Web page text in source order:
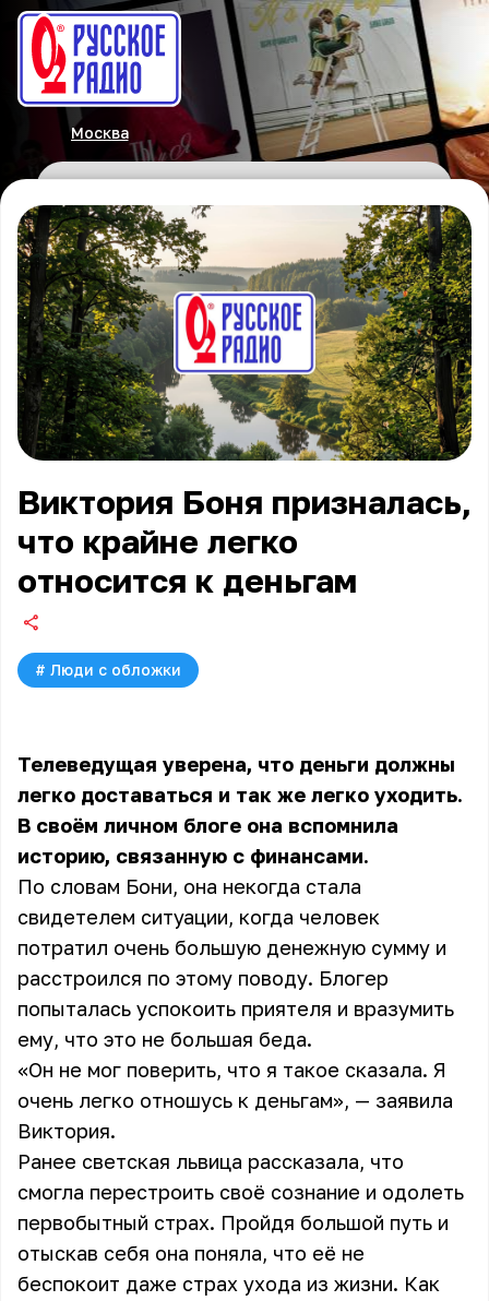
Москва
Виктория Боня призналась,
что крайне легко
относится к деньгам
# Люди с обложки
Телеведущая уверена, что деньги должны
легко доставаться и так же легко уходить.
В своём личном блоге она вспомнила
историю, связанную с финансами.
По словам Бони, она некогда стала
свидетелем ситуации, когда человек
потратил очень большую денежную сумму и
расстроился по этому поводу. Блогер
попыталась успокоить приятеля и вразумить
ему, что это не большая беда.
«Он не мог поверить, что я такое сказала. Я
очень легко отношусь к деньгам», — заявила
Виктория.
Ранее светская львица рассказала, что
смогла перестроить своё сознание и одолеть
первобытный страх. Пройдя большой путь и
отыскав себя она поняла, что её не
беспокоит даже страх ухода из жизни. Как